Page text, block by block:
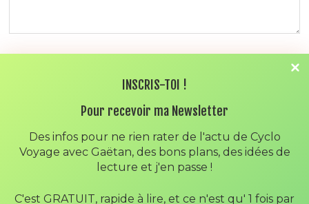
INSCRIS-TOI !
Pour recevoir ma Newsletter
Des infos pour ne rien rater de l'actu de Cyclo
Voyage avec Gaëtan, des bons plans, des idées de
lecture et j'en passe !
C'est GRATUIT, rapide à lire, et ce n'est qu' 1 fois par